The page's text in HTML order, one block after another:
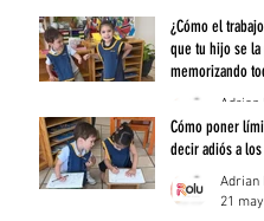
¿Cómo el
que tu hijo se la
memorizando
Adrian
25 may
Cómo poner
decir adiós a
Adrian
21 may